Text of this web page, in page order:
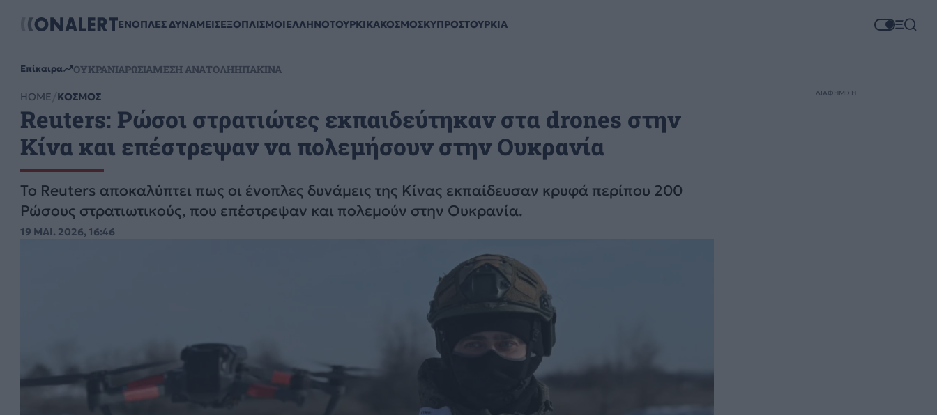
ΕΝΟΠΛΕΣ ΔΥΝΑΜΕΙΣΕΞΟΠΛΙΣΜΟΙΕΛΛΗΝΟΤΟΥΡΚΙΚΑΚΟΣΜΟΣΚΥΠΡΟΣΤΟΥΡΚΙΑ
Επίκαιρα ΟΥΚΡΑΝΙΑΡΩΣΙΑΜΕΣΗ ΑΝΑΤΟΛΗΗΠΑΚΙΝΑ
HOME ΚΟΣΜΟΣ
Reuters: Ρώσοι στρατιώτες εκπαιδεύτηκαν στα drones στην
Κίνα και επέστρεψαν να πολεμήσουν στην Ουκρανία
Το Reuters αποκαλύπτει πως οι ένοπλες δυνάμεις της Κίνας εκπαίδευσαν κρυφά περίπου 200
Ρώσους στρατιωτικούς, που επέστρεψαν και πολεμούν στην Ουκρανία.
19 ΜΑΙ. 2026, 16:46
ΔΙΑΦΗΜΙΣΗ